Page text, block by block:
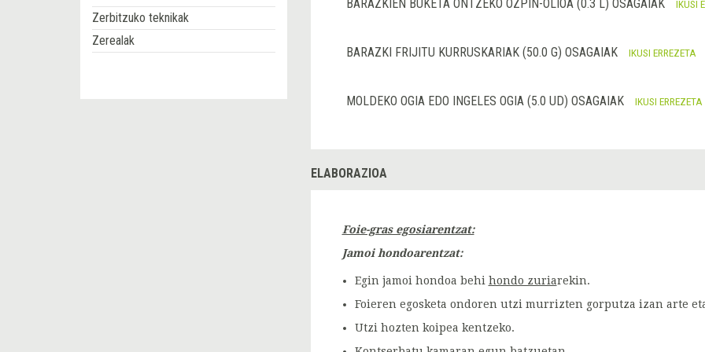
Zerbitzuko teknikak
Zerealak
BARAZKIEN BUKETA ONTZEKO OZPIN-OLIOA (0.3 L) OSAGAIAK IKUSI
BARAZKI FRIJITU KURRUSKARIAK (50.0 G) OSAGAIAK IKUSI ERREZETA
MOLDEKO OGIA EDO INGELES OGIA (5.0 UD) OSAGAIAK IKUSI ERREZETA
ELABORAZIOA
Foie-gras egosiarentzat:
Jamoi hondoarentzat:
Egin jamoi hondoa behi hondo zuriarekin.
Foieren egosketa ondoren utzi murrizten gorputza izan arte
Utzi hozten koipea kentzeko.